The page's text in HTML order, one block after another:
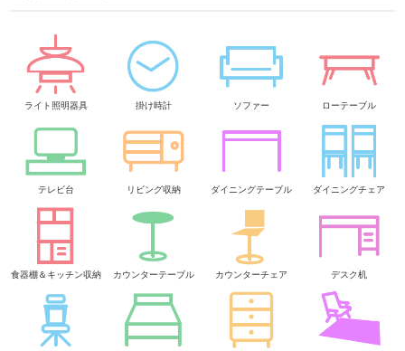
ライト照明器具 掛け時計 ソファー ローテーブル
テレビ台 リビング収納 ダイニングテーブル ダイニングチェア
食器棚＆キッチン収納 カウンターテーブル カウンターチェア デスク机